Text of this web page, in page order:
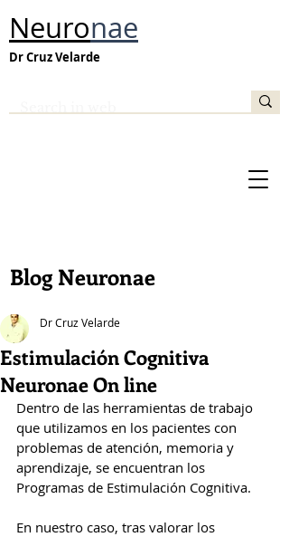
Neuronae
Dr Cruz Velarde
Blog Neuronae
Estimulación Cognitiva
Neuronae On line
Dr Cruz Velarde
Dentro de las herramientas de trabajo
que utilizamos en los pacientes con
problemas de atención, memoria y
aprendizaje, se encuentran los
Programas de Estimulación Cognitiva.
En nuestro caso, tras valorar los